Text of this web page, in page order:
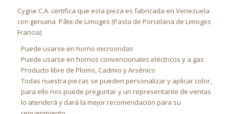
Cygne C.A. certifica que esta pieza es fabricada en Venezuela
con genuina Pâte de Limoges (Pasta de Porcelana de Limoges
Francia)
Puede usarse en horno microondas
Puede usarse en hornos convencionales eléctricos y a gas
Producto libre de Plomo, Cadmio y Arsénico
Todas nuestra piezas se pueden personalizar y aplicar color,
para ello nos puede preguntar y un representante de ventas
lo atenderá y dará la mejor recomendación para su